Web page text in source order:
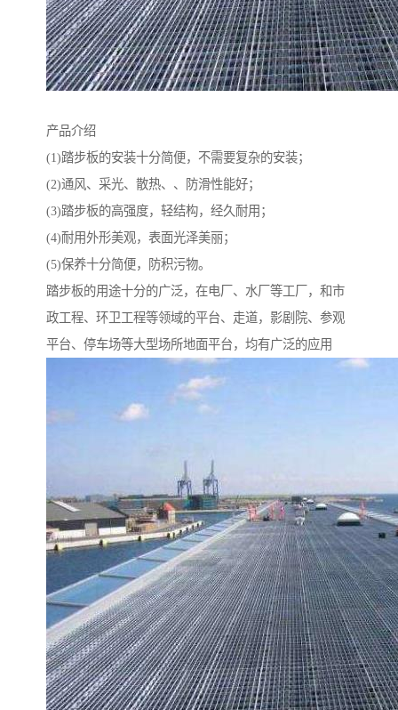
产品介绍
(1)踏步板的安装十分简便，不需要复杂的安装；
(2)通风、采光、散热、、防滑性能好；
(3)踏步板的高强度，轻结构，经久耐用；
(4)耐用外形美观，表面光泽美丽；
(5)保养十分简便，防积污物。
踏步板的用途十分的广泛，在电厂、水厂等工厂，和市
政工程、环卫工程等领域的平台、走道，影剧院、参观
平台、停车场等大型场所地面平台，均有广泛的应用